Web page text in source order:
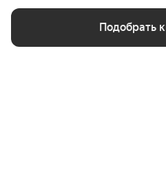
Подобрать